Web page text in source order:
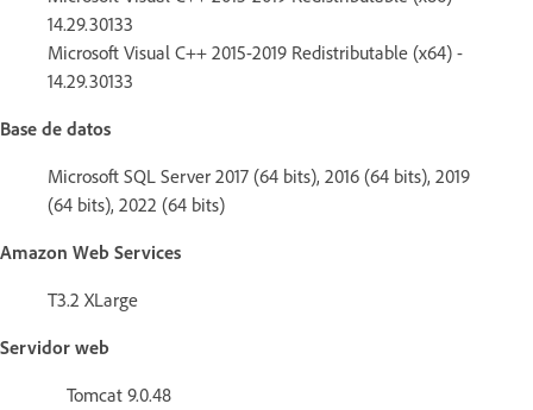
14.29.30133
Microsoft Visual C++ 2015-2019 Redistributable (x64) -
14.29.30133
Base de datos
Microsoft SQL Server 2017 (64 bits), 2016 (64 bits), 2019
(64 bits), 2022 (64 bits)
Amazon Web Services
T3.2 XLarge
Servidor web
Tomcat 9.0.48